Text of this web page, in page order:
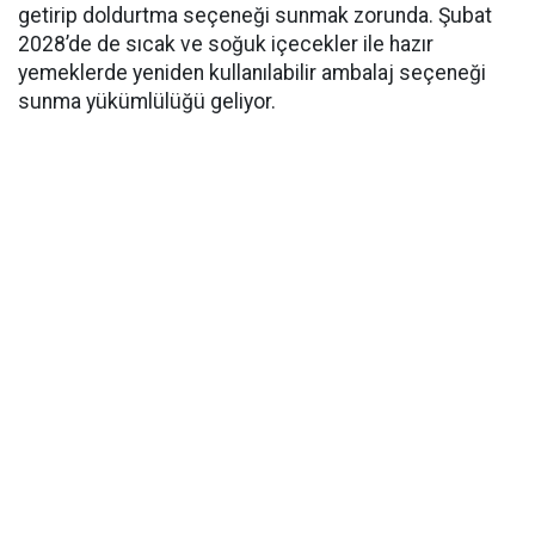
getirip doldurtma seçeneği sunmak zorunda. Şubat
2028’de de sıcak ve soğuk içecekler ile hazır
yemeklerde yeniden kullanılabilir ambalaj seçeneği
sunma yükümlülüğü geliyor.